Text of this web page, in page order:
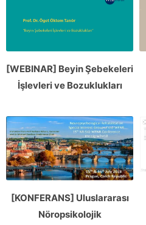
[WEBINAR] Beyin Şebekeleri
İşlevleri ve Bozuklukları
[KONFERANS] Uluslararası
Nöropsikolojik